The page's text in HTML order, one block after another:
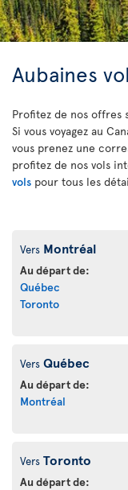
Aubaines
Profitez de nos offres
Si vous voyagez au
vous prenez une
profitez de nos vols
vols pour tous les
Vers Montréal
Au départ de:
Québec
Toronto
Vers Québec
Au départ de:
Montréal
Vers Toronto
Au départ de: